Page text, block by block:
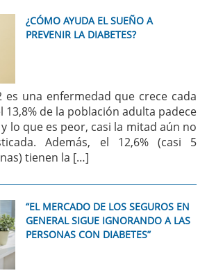
¿CÓMO AYUDA EL SUEÑO A
PREVENIR LA DIABETES?
es una enfermedad que crece cada
13,8% de la población adulta padece
lo que es peor, casi la mitad aún no
Además, el 12,6% (casi 5
tienen la […]
“EL MERCADO DE LOS SEGUROS EN
GENERAL SIGUE IGNORANDO A LAS
PERSONAS CON DIABETES”